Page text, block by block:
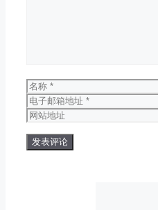
名
称
电
子
箱
网
地